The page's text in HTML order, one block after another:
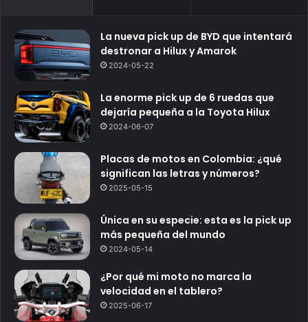
La nueva pick up de BYD que intentará
destronar a Hilux y Amarok
2024-05-22
La enorme pick up de 6 ruedas que
dejaría pequeña a la Toyota Hilux
2024-06-07
Placas de motos en Colombia: ¿qué
significan las letras y números?
2025-05-15
Única en su especie: esta es la pick up
más pequeña del mundo
2024-05-14
¿Por qué mi moto no marca la
velocidad en el tablero?
2025-06-17